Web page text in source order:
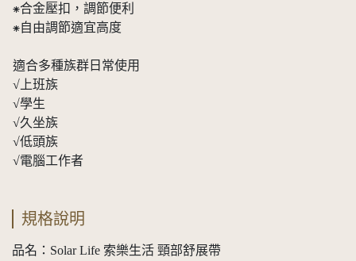
⁕合金壓扣，調節便利
⁕自由調節適宜高度
適合多種族群日常使用
√上班族
√學生
√久坐族
√低頭族
√電腦工作者
規格說明
品名：Solar Life 索樂生活 頸部舒展帶